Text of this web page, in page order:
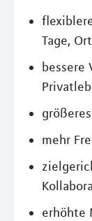
Tage,
bessere
mehr
erhöhte